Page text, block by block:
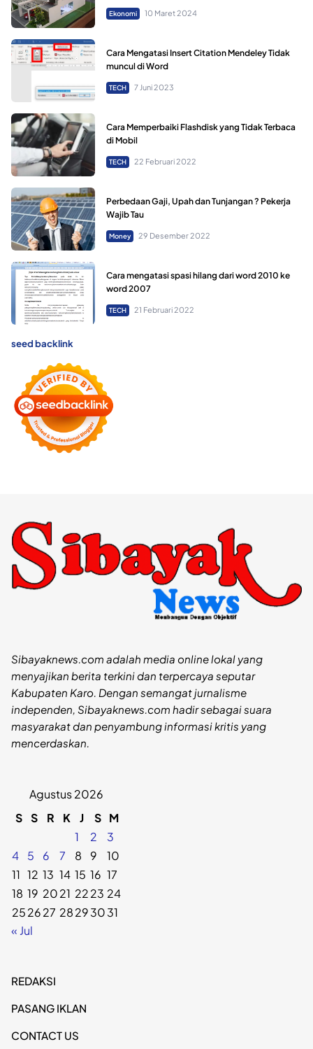
Ekonomi 10 Maret 2024
Cara Mengatasi Insert Citation Mendeley Tidak
muncul di Word
TECH 7 Juni 2023
Cara Memperbaiki Flashdisk yang Tidak Terbaca
di Mobil
TECH 22 Februari 2022
Perbedaan Gaji, Upah dan Tunjangan ? Pekerja
Wajib Tau
Money 29 Desember 2022
Cara mengatasi spasi hilang dari word 2010 ke
word 2007
TECH 21 Februari 2022
seed backlink
Sibayaknews.com adalah media online lokal yang
menyajikan berita terkini dan terpercaya seputar
Kabupaten Karo. Dengan semangat jurnalisme
independen, Sibayaknews.com hadir sebagai suara
masyarakat dan penyambung informasi kritis yang
mencerdaskan.
Agustus 2026
S S R K J S M
1
2
3
4
5 6 7 8 9
10
11 12 13 14 15 16 17
18 19 2021 2223 24
252627 28293031
« Jul
REDAKSI
PASANG IKLAN
CONTACT US